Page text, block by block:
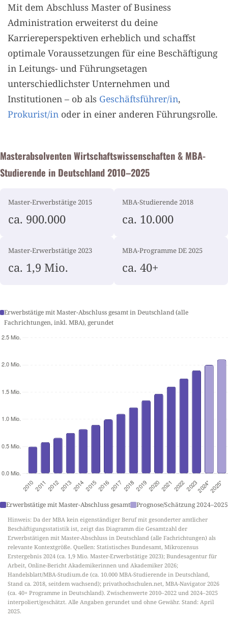
Mit dem Abschluss Master of Business
Administration erweiterst du deine
Karriereperspektiven erheblich und schaffst
optimale Voraussetzungen für eine Beschäftigung
in Leitungs- und Führungsetagen
unterschiedlichster Unternehmen und
Institutionen – ob als Geschäftsführer/in,
Prokurist/in oder in einer anderen Führungsrolle.
Masterabsolventen Wirtschaftswissenschaften & MBA-
Studierende in Deutschland 2010–2025
Master-Erwerbstätige 2015
ca. 900.000
MBA-Studierende 2018
ca. 10.000
Master-Erwerbstätige 2023
ca. 1,9 Mio.
MBA-Programme DE 2025
ca. 40+
Erwerbstätige mit Master-Abschluss gesamt in Deutschland (alle
Fachrichtungen, inkl. MBA), gerundet
Erwerbstätige mit Master-Abschluss gesamt Prognose/Schätzung 2024–2025
Hinweis: Da der MBA kein eigenständiger Beruf mit gesonderter amtlicher
Beschäftigungsstatistik ist, zeigt das Diagramm die Gesamtzahl der
Erwerbstätigen mit Master-Abschluss in Deutschland (alle Fachrichtungen) als
relevante Kontextgröße. Quellen: Statistisches Bundesamt, Mikrozensus
Erstergebnis 2024 (ca. 1,9 Mio. Master-Erwerbstätige 2023); Bundesagentur für
Arbeit, Online-Bericht Akademikerinnen und Akademiker 2026;
Handelsblatt/MBA-Studium.de (ca. 10.000 MBA-Studierende in Deutschland,
Stand ca. 2018, seitdem wachsend); privathochschulen.net, MBA-Navigator 2026
(ca. 40+ Programme in Deutschland). Zwischenwerte 2010–2022 und 2024–2025
interpoliert/geschätzt. Alle Angaben gerundet und ohne Gewähr. Stand: April
2025.